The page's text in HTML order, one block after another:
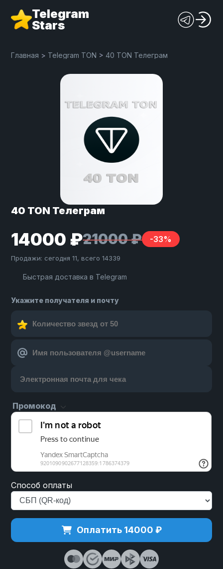
Telegram
Stars
Главная > Telegram TON >40 TON Телеграм
40 TON Телеграм
14000 ₽21000 ₽ -33%
Продажи: сегодня 11, всего 14339
Быстрая доставка в Telegram
Укажите получателя и почту
Промокод
Способ оплаты
Оплатить 14000 ₽